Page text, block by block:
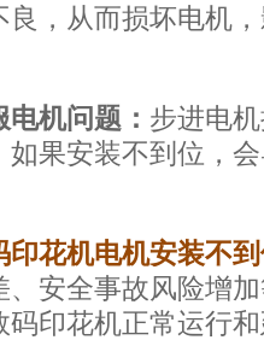
，从而损坏电机
机问题： 步进电
如果安装不到位，
印花机电机安装不
安全事故风险增
码印花机正常运行